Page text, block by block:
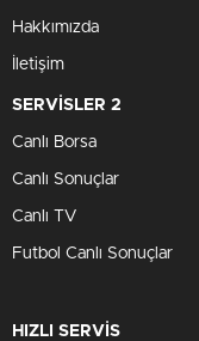
Hakkımızda
İletişim
SERVİSLER 2
Canlı Borsa
Canlı Sonuçlar
Canlı TV
Futbol Canlı Sonuçlar
HIZLI SERVİS